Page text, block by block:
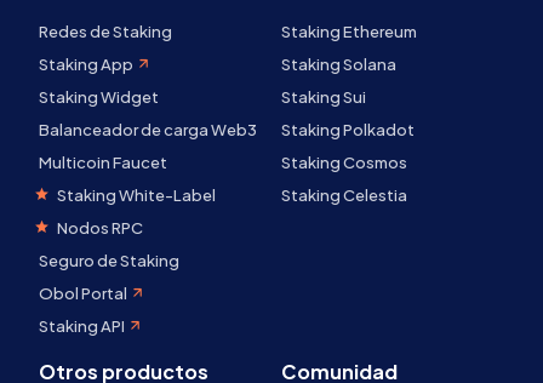
Redes de Staking
Staking App
Staking Widget
Balanceador de carga Web3
Multicoin Faucet
Staking White-Label
Nodos RPC
Seguro de Staking
Obol Portal
Staking API
Staking Ethereum
Staking Solana
Staking Sui
Staking Polkadot
Staking Cosmos
Staking Celestia
Otros productos Comunidad